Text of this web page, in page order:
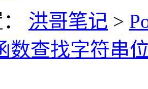
洪哥笔记 >
数查找字符串